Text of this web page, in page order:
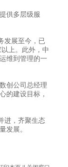
供多层级服
发展至今，已
上。此外，中
维到管理的一
创公司总经理
的建设目标，
进，齐聚生态
发展。